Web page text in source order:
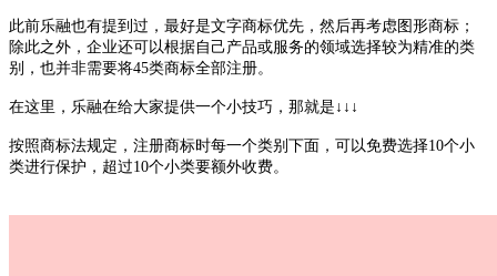
此前乐融也有提到过，最好是文字商标优先，然后再考虑图形商标；
除此之外，企业还可以根据自己产品或服务的领域选择较为精准的类
别，也并非需要将45类商标全部注册。
在这里，乐融在给大家提供一个小技巧，那就是 ↓↓↓
按照商标法规定，注册商标时每一个类别下面，可以免费选择10个小
类进行保护，超过10个小类要额外收费。